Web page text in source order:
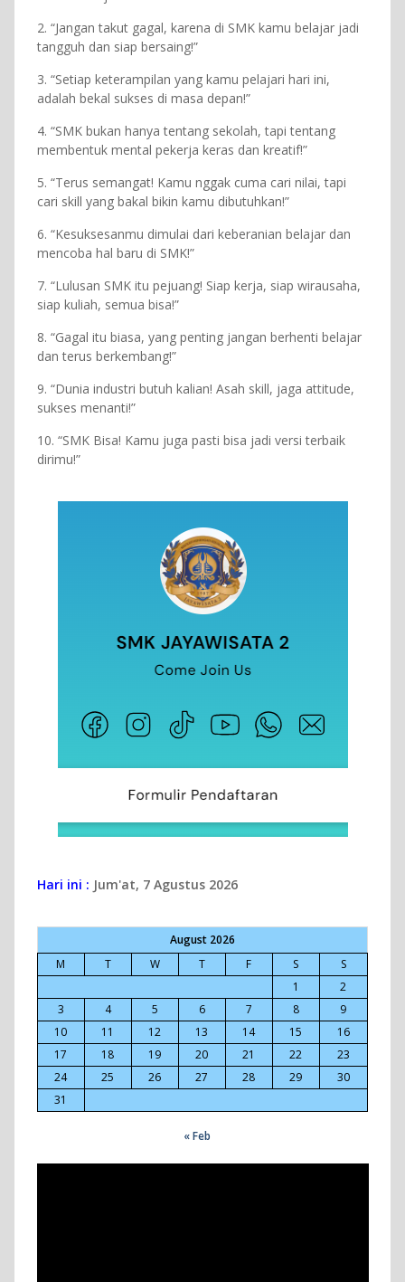
2. “Jangan takut gagal, karena di SMK kamu belajar jadi
tangguh dan siap bersaing!”
3. “Setiap keterampilan yang kamu pelajari hari ini,
adalah bekal sukses di masa depan!”
4. “SMK bukan hanya tentang sekolah, tapi tentang
membentuk mental pekerja keras dan kreatif!”
5. “Terus semangat! Kamu nggak cuma cari nilai, tapi
cari skill yang bakal bikin kamu dibutuhkan!”
6. “Kesuksesanmu dimulai dari keberanian belajar dan
mencoba hal baru di SMK!”
7. “Lulusan SMK itu pejuang! Siap kerja, siap wirausaha,
siap kuliah, semua bisa!”
8. “Gagal itu biasa, yang penting jangan berhenti belajar
dan terus berkembang!”
9. “Dunia industri butuh kalian! Asah skill, jaga attitude,
sukses menanti!”
10. “SMK Bisa! Kamu juga pasti bisa jadi versi terbaik
dirimu!”
Hari ini : Jum'at, 7 Agustus 2026
August 2026
M
T W T F S
S
1
2
3
4 5 6 7 8
9
10
11 12 13 14 15
16
17
18 19 20 21 22
23
24
25 26 27 28 29
30
31
« Feb